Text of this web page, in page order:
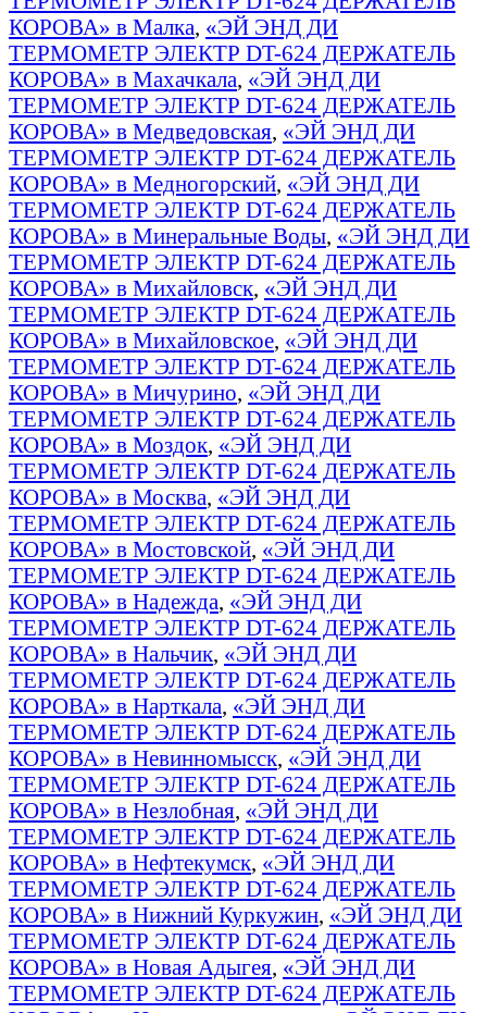
КОРОВА» в Малка, «ЭЙ ЭНД ДИ
ТЕРМОМЕТР ЭЛЕКТР DT-624 ДЕРЖАТЕЛЬ
КОРОВА» в Махачкала, «ЭЙ ЭНД ДИ
ТЕРМОМЕТР ЭЛЕКТР DT-624 ДЕРЖАТЕЛЬ
КОРОВА» в Медведовская, «ЭЙ ЭНД ДИ
ТЕРМОМЕТР ЭЛЕКТР DT-624 ДЕРЖАТЕЛЬ
КОРОВА» в Медногорский, «ЭЙ ЭНД ДИ
ТЕРМОМЕТР ЭЛЕКТР DT-624 ДЕРЖАТЕЛЬ
КОРОВА» в Минеральные Воды, «ЭЙ ЭНД ДИ
ТЕРМОМЕТР ЭЛЕКТР DT-624 ДЕРЖАТЕЛЬ
КОРОВА» в Михайловск, «ЭЙ ЭНД ДИ
ТЕРМОМЕТР ЭЛЕКТР DT-624 ДЕРЖАТЕЛЬ
КОРОВА» в Михайловское, «ЭЙ ЭНД ДИ
ТЕРМОМЕТР ЭЛЕКТР DT-624 ДЕРЖАТЕЛЬ
КОРОВА» в Мичурино, «ЭЙ ЭНД ДИ
ТЕРМОМЕТР ЭЛЕКТР DT-624 ДЕРЖАТЕЛЬ
КОРОВА» в Моздок, «ЭЙ ЭНД ДИ
ТЕРМОМЕТР ЭЛЕКТР DT-624 ДЕРЖАТЕЛЬ
КОРОВА» в Москва, «ЭЙ ЭНД ДИ
ТЕРМОМЕТР ЭЛЕКТР DT-624 ДЕРЖАТЕЛЬ
КОРОВА» в Мостовской, «ЭЙ ЭНД ДИ
ТЕРМОМЕТР ЭЛЕКТР DT-624 ДЕРЖАТЕЛЬ
КОРОВА» в Надежда, «ЭЙ ЭНД ДИ
ТЕРМОМЕТР ЭЛЕКТР DT-624 ДЕРЖАТЕЛЬ
КОРОВА» в Нальчик, «ЭЙ ЭНД ДИ
ТЕРМОМЕТР ЭЛЕКТР DT-624 ДЕРЖАТЕЛЬ
КОРОВА» в Нарткала, «ЭЙ ЭНД ДИ
ТЕРМОМЕТР ЭЛЕКТР DT-624 ДЕРЖАТЕЛЬ
КОРОВА» в Невинномысск, «ЭЙ ЭНД ДИ
ТЕРМОМЕТР ЭЛЕКТР DT-624 ДЕРЖАТЕЛЬ
КОРОВА» в Незлобная, «ЭЙ ЭНД ДИ
ТЕРМОМЕТР ЭЛЕКТР DT-624 ДЕРЖАТЕЛЬ
КОРОВА» в Нефтекумск, «ЭЙ ЭНД ДИ
ТЕРМОМЕТР ЭЛЕКТР DT-624 ДЕРЖАТЕЛЬ
КОРОВА» в Нижний Куркужин, «ЭЙ ЭНД ДИ
ТЕРМОМЕТР ЭЛЕКТР DT-624 ДЕРЖАТЕЛЬ
КОРОВА» в Новая Адыгея, «ЭЙ ЭНД ДИ
ТЕРМОМЕТР ЭЛЕКТР DT-624 ДЕРЖАТЕЛЬ